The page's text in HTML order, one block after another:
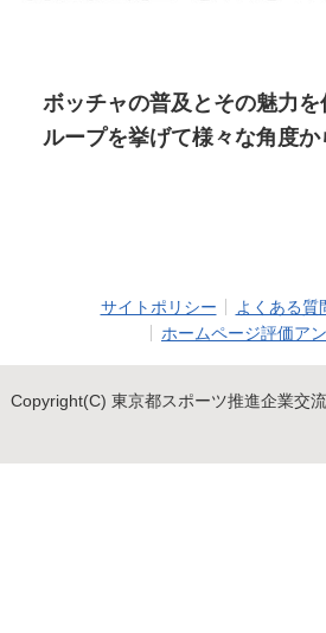
ボッチャの普及とその魅力
ループを挙げて様々な角度
サイトポリシー よくある質
ホームページ評価ア
Copyright(C) 東京都スポーツ推進企業交